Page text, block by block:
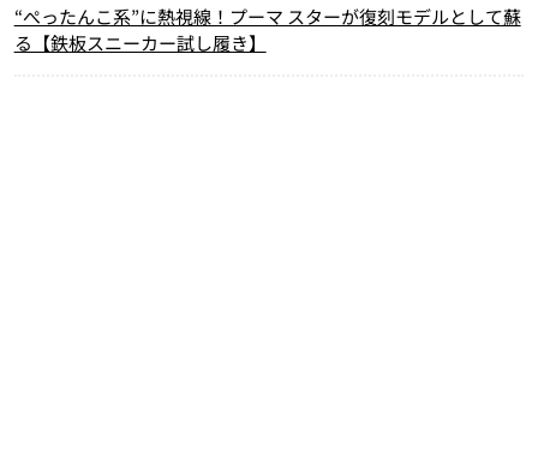
“ぺったんこ系”に熱視線！プーマ スターが復刻モデルとして蘇
る【鉄板スニーカー試し履き】